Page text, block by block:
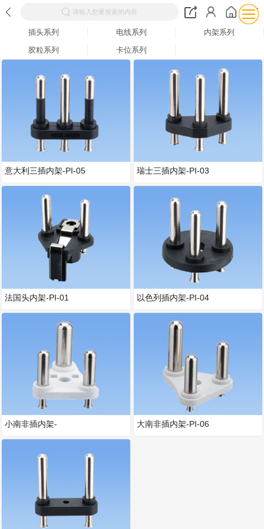
请输入您要搜索的内容
插头系列 电线系列
内架系列
胶粒系列
卡位系列
意大利三插内架-PI-05
法国头内架-PI-01
小南非插内架-
瑞士三插内架-PI-03
以色列插内架-PI-04
大南非插内架-PI-06